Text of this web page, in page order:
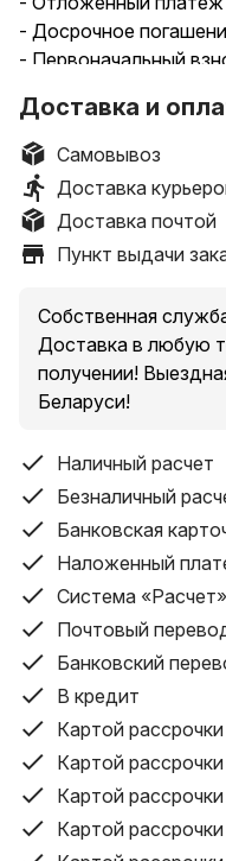
- Досрочное
- Первоначальный
- Оформление по
- Совершая покупку у
следующую покупку
Новая. Гарантия.
и самовывоз.
Сеялка многократно
обычно
Ваше здоровье,
согнувшись, ползать
прореживанием и
летний период.
Особенности
Сеялка используется
типов.
Предусмотрена
вручную с помощью
закрепляется
вставляется в
установки маркера.
Внимание! Маркер к
входит, его нужно
Доставка и
Самовывоз
Доставка
Доставка почтой
Пункт выдачи
Собственная
Доставка в любую
получении!
Беларуси!
Наличный расчет
Безналичный
Банковская
Наложенный
Система
Почтовый
Банковский
В кредит
Картой
Картой
Картой
Картой